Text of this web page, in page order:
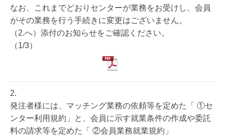
なお、これまでどおりセンターが業務をお受けし、会員
がその業務を行う手続きに変更はございません。
（2.へ）添付のお知らせをご確認ください。
（1/3）
2.
発注者様には、マッチング業務の依頼等を定めた「 ①セ
ンター利用規約」と、会員に示す就業条件の作成や委託
料の請求等を定めた「 ②会員業務就業規約」